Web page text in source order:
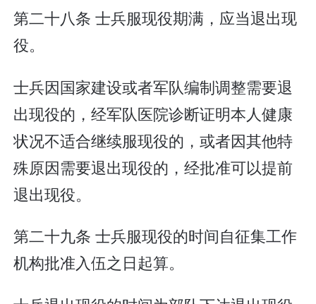
第二十八条 士兵服现役期满，应当退出现
役。
士兵因国家建设或者军队编制调整需要退
出现役的，经军队医院诊断证明本人健康
状况不适合继续服现役的，或者因其他特
殊原因需要退出现役的，经批准可以提前
退出现役。
第二十九条 士兵服现役的时间自征集工作
机构批准入伍之日起算。